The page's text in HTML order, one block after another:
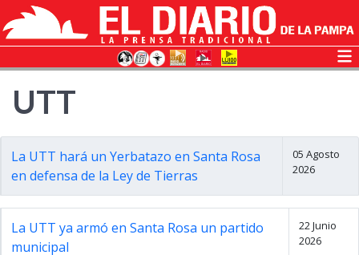
UTT
La UTT hará un Yerbatazo en Santa Rosa
en defensa de la Ley de Tierras
05 Agosto
2026
La UTT ya armó en Santa Rosa un partido
municipal
22 Junio
2026